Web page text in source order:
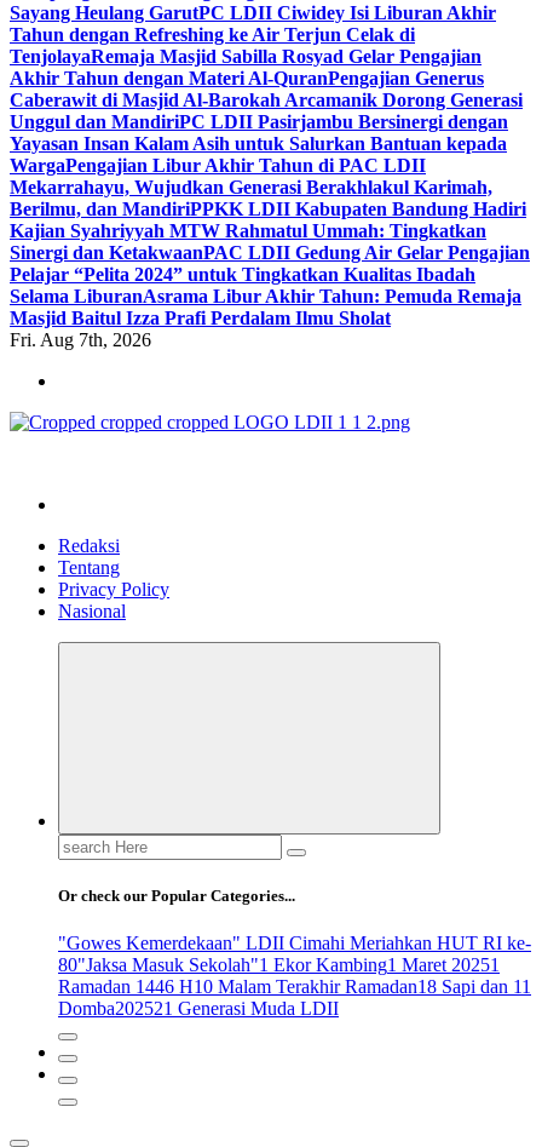
Sayang Heulang GarutPC LDII Ciwidey Isi Liburan Akhir
Tahun dengan Refreshing ke Air Terjun Celak di
TenjolayaRemaja Masjid Sabilla Rosyad Gelar Pengajian
Akhir Tahun dengan Materi Al-QuranPengajian Generus
Caberawit di Masjid Al-Barokah Arcamanik Dorong Generasi
Unggul dan MandiriPC LDII Pasirjambu Bersinergi dengan
Yayasan Insan Kalam Asih untuk Salurkan Bantuan kepada
WargaPengajian Libur Akhir Tahun di PAC LDII
Mekarrahayu, Wujudkan Generasi Berakhlakul Karimah,
Berilmu, dan MandiriPPKK LDII Kabupaten Bandung Hadiri
Kajian Syahriyyah MTW Rahmatul Ummah: Tingkatkan
Sinergi dan KetakwaanPAC LDII Gedung Air Gelar Pengajian
Pelajar “Pelita 2024” untuk Tingkatkan Kualitas Ibadah
Selama LiburanAsrama Libur Akhir Tahun: Pemuda Remaja
Masjid Baitul Izza Prafi Perdalam Ilmu Sholat
Fri. Aug 7th, 2026
Redaksi
Tentang
Privacy Policy
Nasional
Search
for:
Or check our Popular Categories...
"Gowes Kemerdekaan" LDII Cimahi Meriahkan HUT RI ke-
80"Jaksa Masuk Sekolah"1 Ekor Kambing1 Maret 20251
Ramadan 1446 H10 Malam Terakhir Ramadan18 Sapi dan 11
Domba202521 Generasi Muda LDII